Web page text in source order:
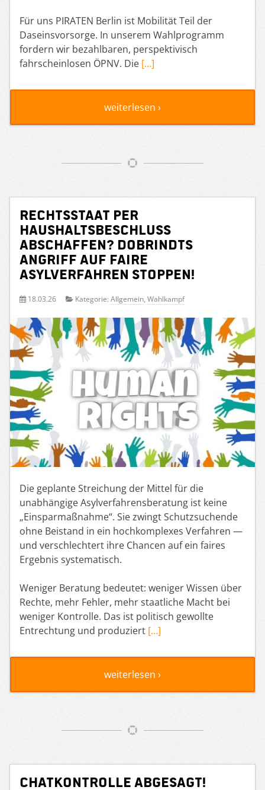
Für uns PIRATEN Berlin ist Mobilität Teil der
Daseinsvorsorge. In unserem Wahlprogramm
fordern wir bezahlbaren, perspektivisch
fahrscheinlosen ÖPNV. Die […]
weiterlesen ›
Rechtsstaat per
Haushaltsbeschluss
abschaffen? Dobrindts
Angriff auf faire
Asylverfahren stoppen!
18.03.26 Kategorie: Allgemein, Wahlkampf
Die geplante Streichung der Mittel für die
unabhängige Asylverfahrensberatung ist keine
„Einsparmaßnahme“. Sie zwingt Schutzsuchende
ohne Beistand in ein hochkomplexes Verfahren —
und verschlechtert ihre Chancen auf ein faires
Ergebnis systematisch.
Weniger Beratung bedeutet: weniger Wissen über
Rechte, mehr Fehler, mehr staatliche Macht bei
weniger Kontrolle. Das ist politisch gewollte
Entrechtung und produziert […]
weiterlesen ›
Chatkontrolle abgesagt!